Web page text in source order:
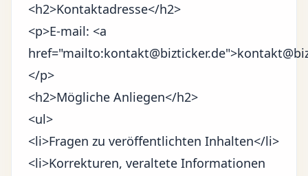
<h2>Kontaktadresse</h2>
<p>E-mail: <a
</p>
<h2>Mögliche Anliegen</h2>
<ul>
<li>Fragen zu veröffentlichten Inhalten</li>
<li>Korrekturen, veraltete Informationen